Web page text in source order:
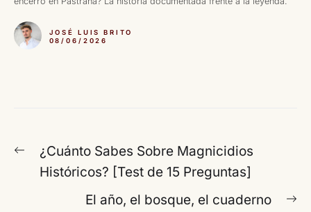
JOSÉ LUIS BRITO
08/06/2026
Navegación
entradas
Entrada
anterior:
¿Cuánto Sabes Sobre Magnicidios
Históricos? [Test de 15 Preguntas]
El año, el bosque, el cuaderno